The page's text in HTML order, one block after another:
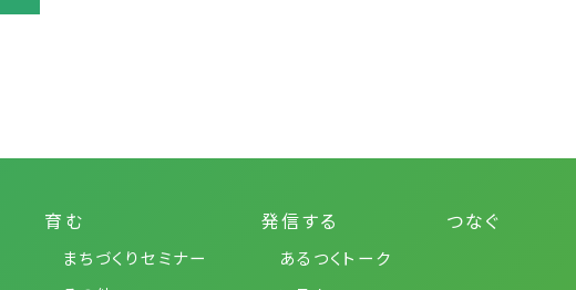
育む
まちづくりセミナー
発信する
あるつくトーク
つなぐ